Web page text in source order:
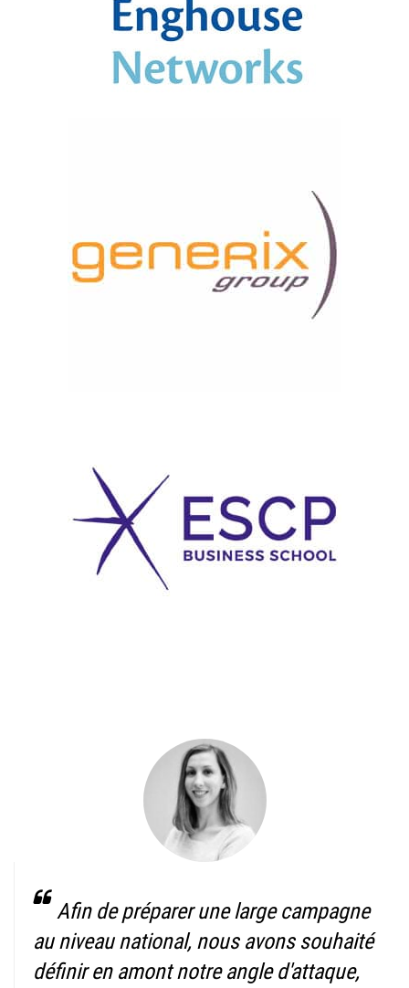
Afin de préparer une large campagne
au niveau national, nous avons souhaité
définir en amont notre angle d'attaque,